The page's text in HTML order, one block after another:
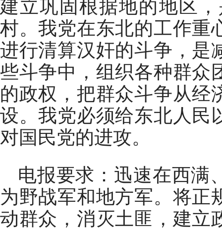
建立巩固根据地的地区
村。我党在东北的工作重
进行清算汉奸的斗争，是
些斗争中，组织各种群众
的政权，把群众斗争从经
设。我党必须给东北人民
对国民党的进攻。
电报要求：迅速在西满
为野战军和地方军。将正
动群众，消灭土匪，建立